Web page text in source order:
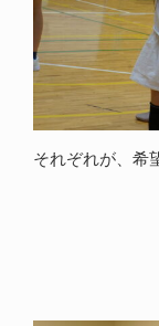
それぞれが、希